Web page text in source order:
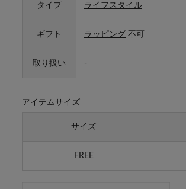
タイプ ライフスタイル
ギフト ラッピング 不可
取り扱い -
アイテムサイズ
サイズ
FREE